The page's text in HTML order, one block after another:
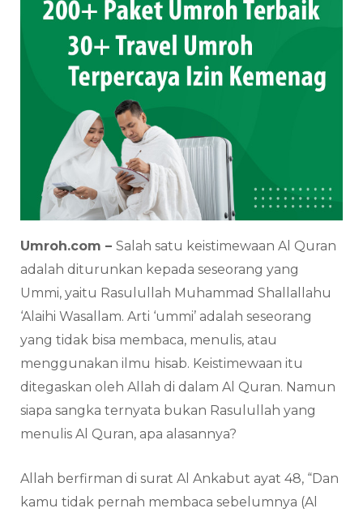
Umroh.com – Salah satu keistimewaan Al Quran
adalah diturunkan kepada seseorang yang
Ummi, yaitu Rasulullah Muhammad Shallallahu
‘Alaihi Wasallam. Arti ‘ummi’ adalah seseorang
yang tidak bisa membaca, menulis, atau
menggunakan ilmu hisab. Keistimewaan itu
ditegaskan oleh Allah di dalam Al Quran. Namun
siapa sangka ternyata bukan Rasulullah yang
menulis Al Quran, apa alasannya?
Allah berfirman di surat Al Ankabut ayat 48, “Dan
kamu tidak pernah membaca sebelumnya (Al